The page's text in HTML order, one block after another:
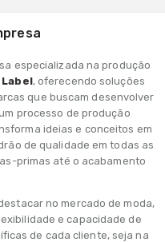
especializada na produção
, oferecendo soluções
que buscam desenvolver
processo de produção
ideias e conceitos em
de qualidade em todas as
primas até o acabamento
no mercado de moda,
e capacidade de
de cada cliente, seja na